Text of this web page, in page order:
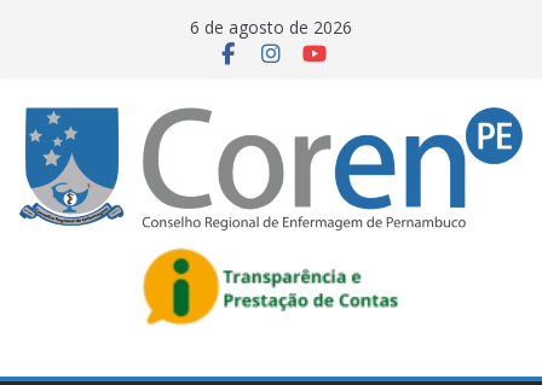
6 de agosto de 2026